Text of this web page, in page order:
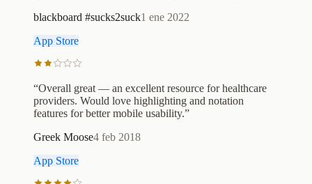
blackboard #sucks2suck1 ene 2022
App Store
“Overall great — an excellent resource for healthcare
providers. Would love highlighting and notation
features for better mobile usability.”
Greek Moose4 feb 2018
App Store